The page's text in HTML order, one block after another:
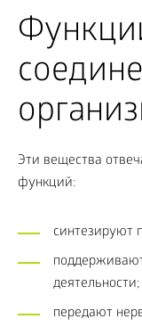
Эти вещества
функций:
синтезируют
деятельности;
передают